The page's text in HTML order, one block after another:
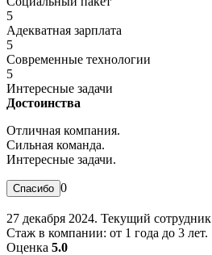
5
Адекватная зарплата
5
Современные технологии
5
Интересные задачи
Достоинства
Отличная компания.
Сильная команда.
Интересные задачи.
0
27 декабря 2024. Текущий сотрудник
Стаж в компании: от 1 года до 3 лет.
Оценка 5.0